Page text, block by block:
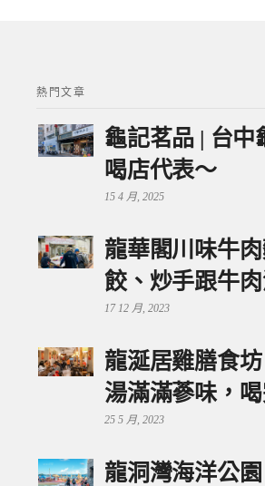
熱門文章
龜記茗品 | 台
喝店代表～
15 4 月, 2025
龍華閣川味牛
餃、炒手跟牛
17 12 月, 2023
龍涎居雞膳食
湯滿滿蔘味，
25 5 月, 2023
龍洞灣海洋公